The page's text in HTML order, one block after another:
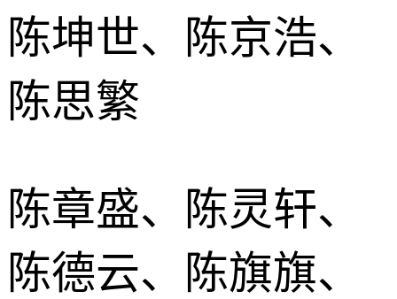
陈坤世、陈京浩、
陈思繁
陈章盛、陈灵轩、
陈德云、陈旗旗、